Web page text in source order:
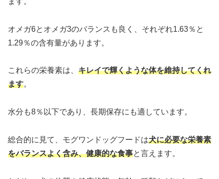
オメガ6とオメガ3のバランスも良く、それぞれ1.63％と
1.29％の含有量があります。
これらの栄養素は、 キレイで輝くような体を維持してくれ
ます。
水分も8％以下であり、長期保存にも適しています。
総合的に見て、モグワンドッグフードは犬に必要な栄養素
をバランスよく含み、健康的な食事と言えます。